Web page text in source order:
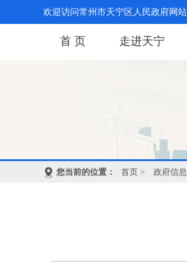
欢迎访问常州市天宁区人民政府网站
首 页 走进天宁
您当前的位置： 首页 > 政府信